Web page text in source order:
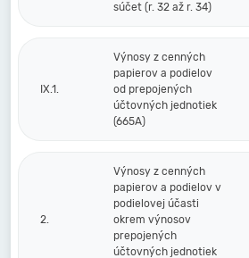
súčet (r. 32 až r. 34)
IX.1.
Výnosy z cenných
papierov a podielov
od prepojených
účtovných jednotiek
(665A)
2.
Výnosy z cenných
papierov a podielov v
podielovej účasti
okrem výnosov
prepojených
účtovných jednotiek